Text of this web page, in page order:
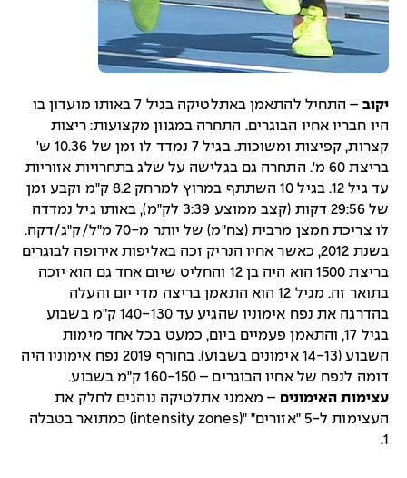
יקוב
– התחיל להתאמן באתלטיקה בגיל 7 באותו מועדון בו
היו חבריו אחיו הבוגרים. התחרה במגוון מקצועות: ריצות
קצרות, קפיצות ומשוכות. בגיל 7 נמדד לו זמן של 10.36 ש'
בריצת 60 מ'. התחרה גם בגלישה על שלג בתחרויות אזוריות
עד גיל 12. בגיל 10 השתתף במרוץ למרחק 8.2 ק"מ וקבע זמן
של 29:56 דקות (קצב ממוצע 3:39 לק"מ), באותו גיל נמדדה
לו צריכת חמצן מרבית (צח"מ) של יותר מ-70 מ"ל/ק"ג/דקה.
בשנת 2012, כאשר אחיו הנריק זכה באליפות אירופה לבוגרים
בריצת 1500 הוא היה בן 12 והחליט שיום אחד גם הוא יזכה
בתואר זה. מגיל 12 הוא התאמן בריצה מדי יום והעלה
בהדרגה את נפח אימוניו שהגיע עד 140-130 ק"מ בשבוע
בגיל 17, והתאמן פעמיים ביום, כמעט בכל אחד מימות
השבוע (14-13 אימונים בשבוע). בחורף 2019 נפח אימוניו היה
דומה לנפח של אחיו הבוגרים – 160-150 ק"מ בשבוע.
עצימות האימונים– מאמני אתלטיקה נוהגים לחלק את
העצימות ל-5 "אזורים" "(intensity zones) כמתואר בטבלה